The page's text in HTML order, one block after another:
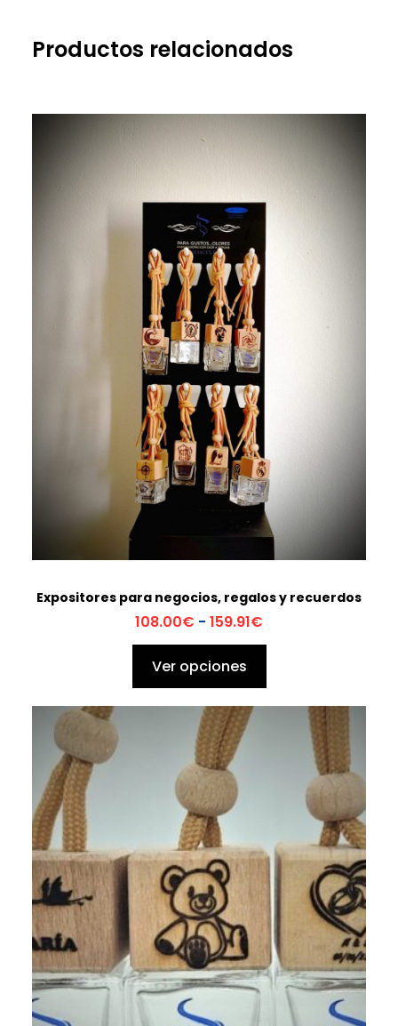
Productos relacionados
Expositores para negocios, regalos y recuerdos
108.00€ - 159.91€
108.00€
hasta
159.91€
Ver opciones